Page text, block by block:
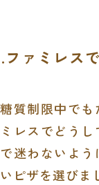
ファミレス
糖質制限中でも
ミレスでどう
で迷わないよ
いピザを選びま